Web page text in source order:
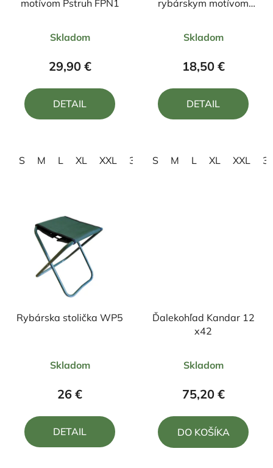
motívom Pstruh FPN1
hodnotenie
produktu
5,0
z
Skladom
29,90 €
DETAIL
S M L XL XXL 3XL
rybárskym motívom
hodnotenie
produktu
4,0
z
Skladom
18,50 €
DETAIL
S M L XL XXL
Rybárska stolička WP5
hodnotenie
produktu
z
Skladom
26 €
DETAIL
Ďalekohľad Kandar 12
x42
hodnotenie
produktu
z
Skladom
75,20 €
DO KOŠÍKA